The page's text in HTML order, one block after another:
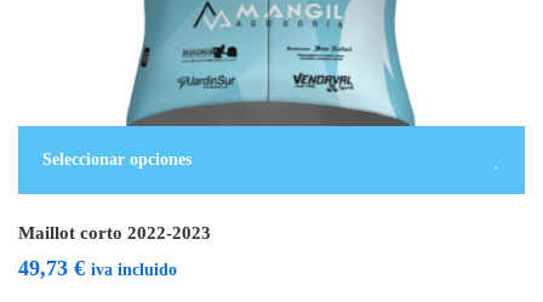
Seleccionar opciones
Maillot corto 2022-2023
49,73 € iva incluido